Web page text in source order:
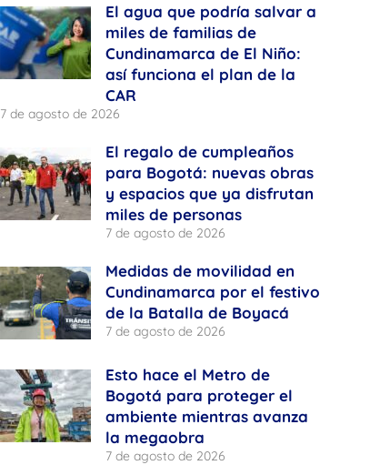
El agua que podría salvar a
miles de familias de
Cundinamarca de El Niño:
así funciona el plan de la
CAR
7 de agosto de 2026
El regalo de cumpleaños
para Bogotá: nuevas obras
y espacios que ya disfrutan
miles de personas
7 de agosto de 2026
Medidas de movilidad en
Cundinamarca por el festivo
de la Batalla de Boyacá
7 de agosto de 2026
Esto hace el Metro de
Bogotá para proteger el
ambiente mientras avanza
la megaobra
7 de agosto de 2026